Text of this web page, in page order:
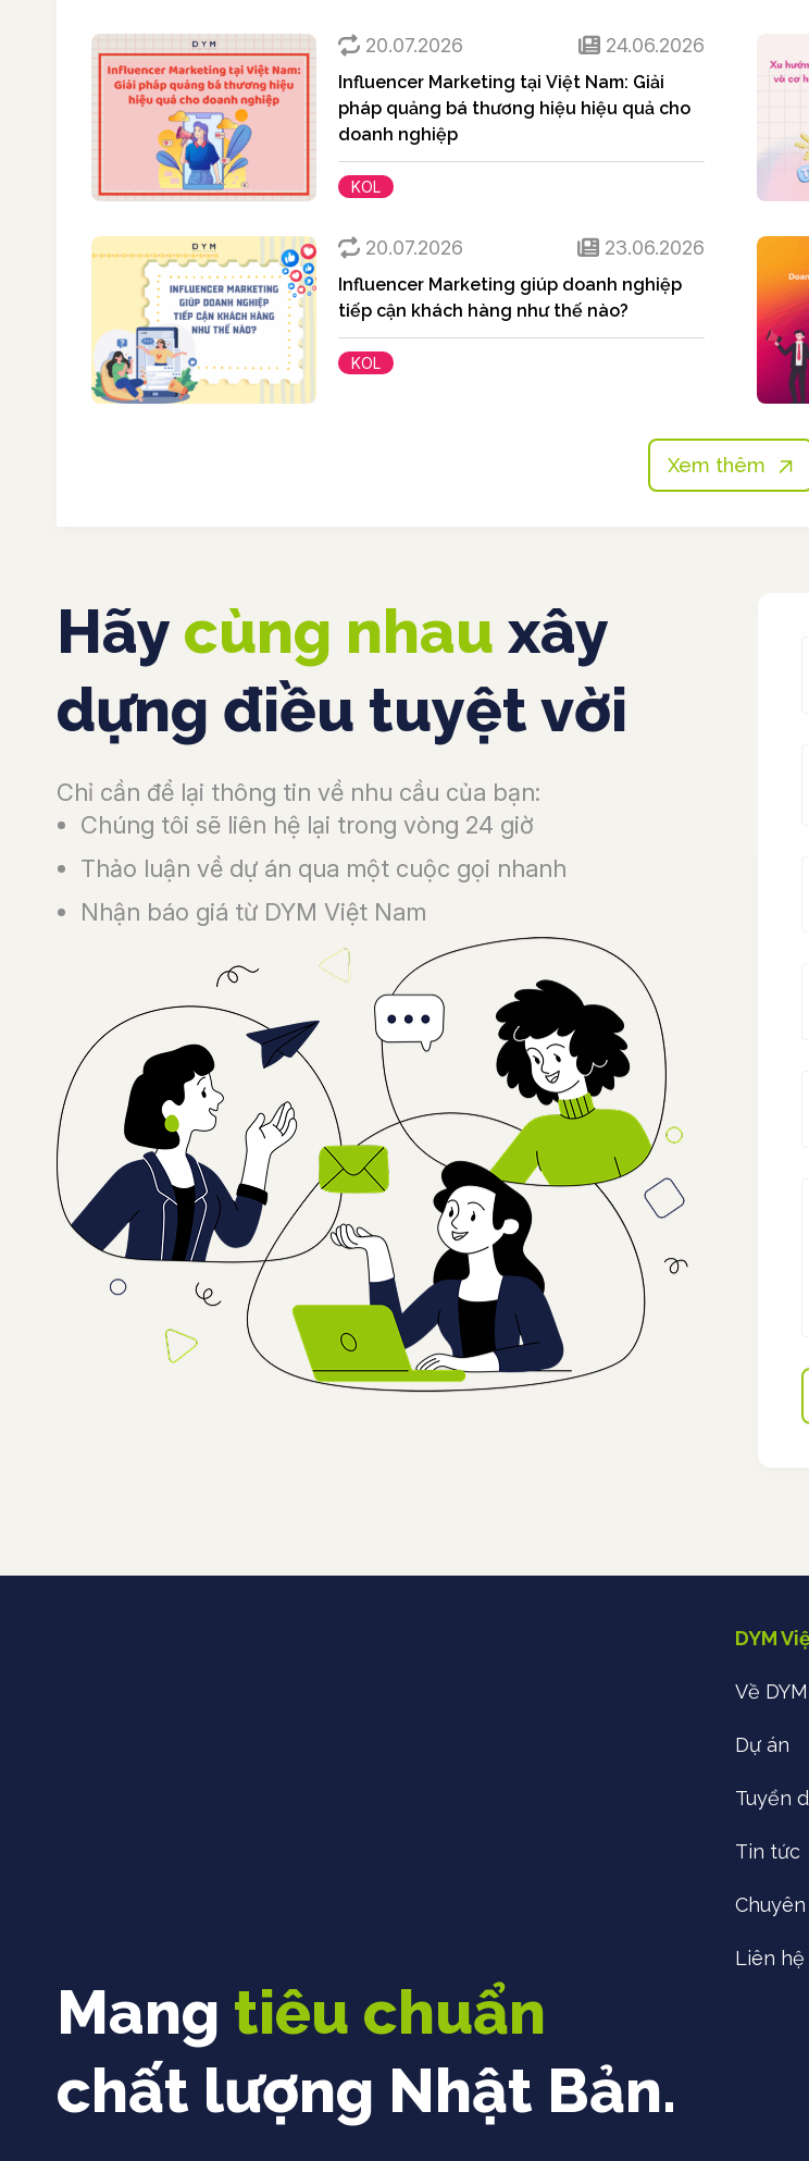
20.07.2026 24.06.2026
Influencer Marketing tại Việt Nam: Giải
pháp quảng bá thương hiệu hiệu quả cho
doanh nghiệp
KOL
20.07.2026 23.06.2026
Influencer Marketing giúp doanh nghiệp
tiếp cận khách hàng như thế nào?
KOL
Xem thêm
Hãy cùng nhau xây
dựng điều tuyệt vời
Chỉ cần để lại thông tin về nhu cầu của bạn:
Chúng tôi sẽ liên hệ lại trong vòng 24 giờ
Thảo luận về dự án qua một cuộc gọi nhanh
Nhận báo giá từ DYM Việt Nam
Mang tiêu chuẩn
chất lượng Nhật Bản.
DYM
Về DYM
Dự án
Tuyển
Tin tức
Liên hệ